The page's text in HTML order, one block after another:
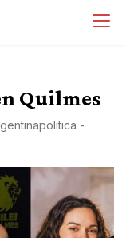
Quilmes
-